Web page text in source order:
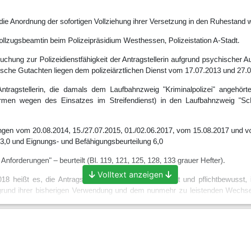
Anordnung der sofortigen Vollziehung ihrer Versetzung in den Ruhestand
beim Polizeipräsidium Westhessen, Polizeistation A-Stadt.
zur Polizeidienstfähigkeit der Antragstellerin aufgrund psychischer
Gutachten liegen dem polizeiärztlichen Dienst vom 17.07.2013 und
die damals dem Laufbahnzweig "Kriminalpolizei"
wegen des Einsatzes im Streifendienst) in den Laufbahnzweig
vom 20.08.2014, 15./27.07.2015, 01./02.06.2017, vom 15.08.2017 und
und Eignungs- und Befähigungsbeurteilung 6,0
– beurteilt (Bl. 119, 121, 125, 128, 133 grauer Hefter).
heißt es, die Antragstellerin sei äußerst hilfsbereit und
ihrer bisherigen Verwendung und dem nunmehr zu leistenden
bestätigte der Antragsgegner die vorangegangene Beurteilung
Volltext anzeigen